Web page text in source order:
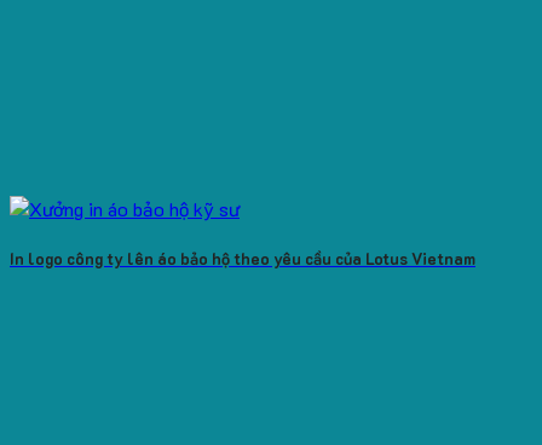
In logo công ty lên áo bảo hộ theo yêu cầu của Lotus Vietnam